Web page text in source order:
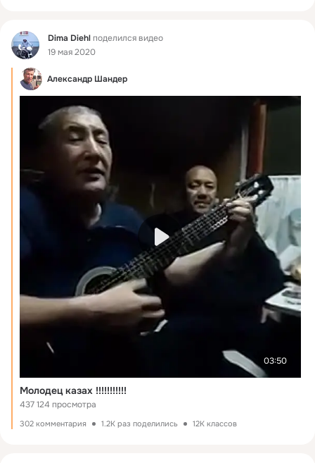
Фид Dima Diehlподелился видео
19 мая 2020
Александр Шандер
03:50
Молодец казах !!!!!!!!!!!
437 124 просмотра
302 комментария 1.2K раз поделились 12K классов